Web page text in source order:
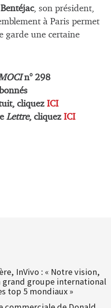
, son président,
à Paris permet
garde une certaine
n° 298
cliquez ICI
Lettre, cliquez ICI
InVivo : « Notre vision,
grand groupe international
top 5 mondiaux »